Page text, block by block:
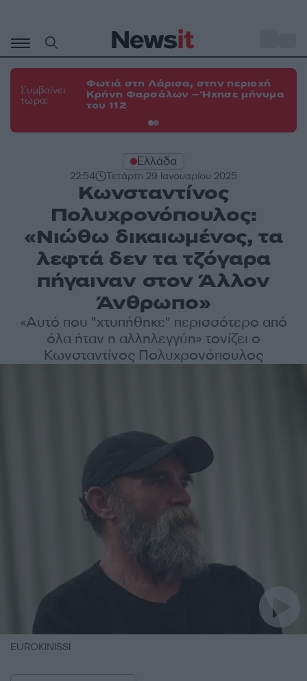
περιεχόμενο
Συμβαίνει
τώρα:
Φωτιά στη Λάρισα, στην περιοχή
Κρήνη Φαρσάλων – Ήχησε μήνυμα
του 112
Ελλάδα
22:54 Τετάρτη 29 Ιανουαρίου 2025
Κωνσταντίνος
Πολυχρονόπουλος:
«Νιώθω δικαιωμένος, τα
λεφτά δεν τα τζόγαρα
πήγαιναν στον Άλλον
Άνθρωπο»
«Αυτό που "χτυπήθηκε" περισσότερο από
όλα ήταν η αλληλεγγύη» τονίζει ο
Κωνσταντίνος Πολυχρονόπουλος
EUROKINISSI